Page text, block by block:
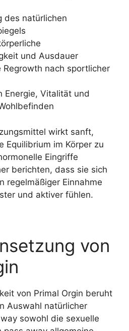
des natürlichen
und Ausdauer
Regrowth nach sportlicher
Energie, Vitalität und
wirkt sanft,
Equilibrium im Körper zu
Eingriffe
berichten, dass sie sich
regelmäßiger Einnahme
und aktiver fühlen.
von
von Primal Orgin beruht
Auswahl natürlicher
sowohl die sexuelle